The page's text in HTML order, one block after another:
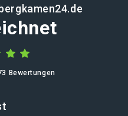
Bewertungen